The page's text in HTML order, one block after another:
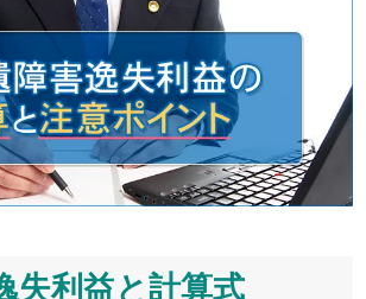
失利益と計算式